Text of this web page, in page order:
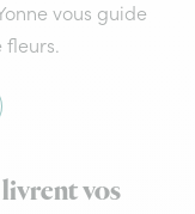
vous guide
fleurs.
vos